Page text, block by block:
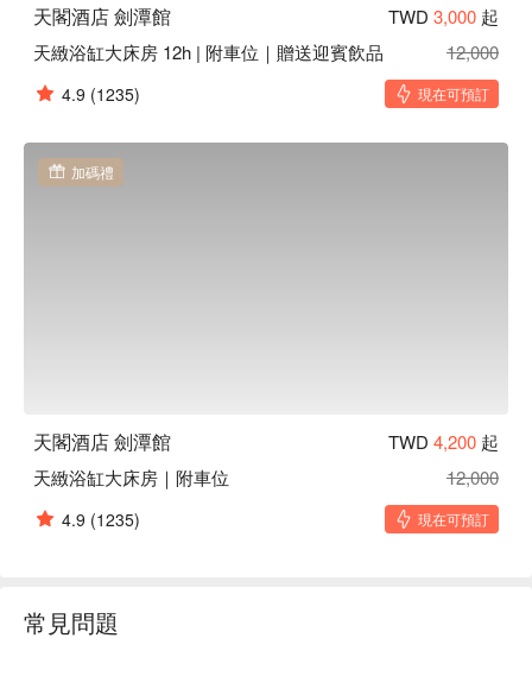
天閣酒店 劍潭館 TWD 3,000 起
天緻浴缸大床房 12h | 附車位｜贈送迎賓飲品
12,000
4.9 (1235) 現在可預訂
加碼禮
天閣酒店 劍潭館 TWD 4,200 起
天緻浴缸大床房｜附車位
12,000
4.9 (1235) 現在可預訂
常見問題